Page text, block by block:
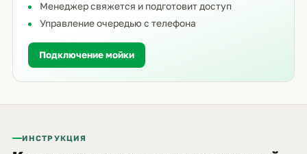
Менеджер свяжется и подготовит доступ
Управление очередью с телефона
Подключение мойки
ИНСТРУКЦИЯ